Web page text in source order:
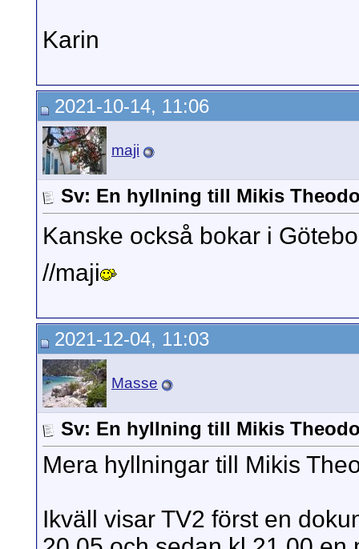
Karin
2021-10-14, 11:06
maji
Sv: En hyllning till Mikis
Kanske också bokar i
//maji
2021-12-04, 11:03
Masse
Sv: En hyllning till Mikis
Mera hyllningar till Mikis
Ikväll visar TV2 först en